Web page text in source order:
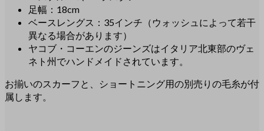
足幅：18cm
ベースレングス：35インチ（ウォッシュによって若干
異なる場合があります）
ヤコブ・コーエンのジーンズはイタリア北東部のヴェ
ネト州でハンドメイドされています。
お揃いのスカーフと、ショートニング用の別売りの毛糸が付
属します。